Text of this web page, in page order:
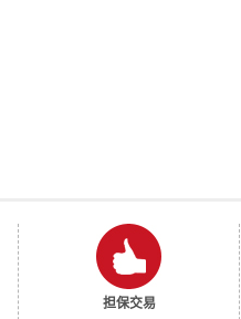
担保交易